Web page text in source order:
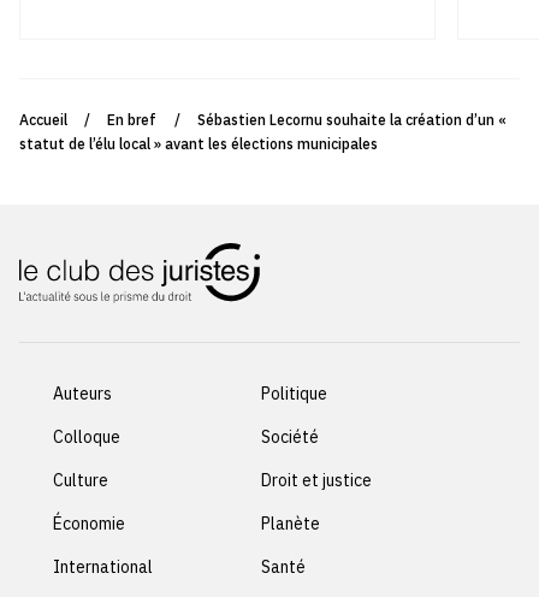
Accueil / En bref /
Sébastien Lecornu souhaite la création d’un «
statut de l’élu local » avant les élections municipales
Auteurs
Colloque
Culture
Économie
International
Politique
Société
Droit et justice
Planète
Santé